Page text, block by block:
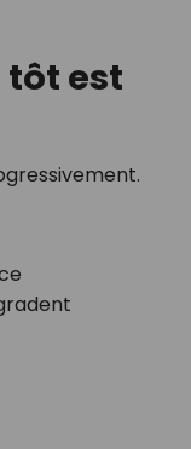
tôt est